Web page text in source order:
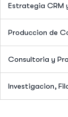
Estrategia CRM
Produccion de
Consultoria y
Investigacion,